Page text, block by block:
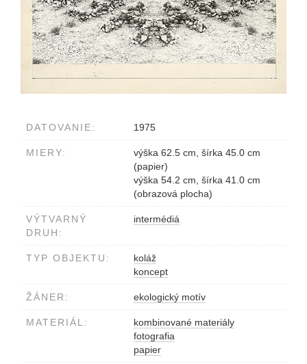
DATOVANIE: 1975
MIERY:
výška 62.5 cm, šírka 45.0 cm
(papier)
výška 54.2 cm, šírka 41.0 cm
(obrazová plocha)
VÝTVARNÝ
DRUH:
intermédiá
TYP OBJEKTU:
koláž
koncept
ŽÁNER: ekologický motív
MATERIÁL:
kombinované materiály
fotografia
papier